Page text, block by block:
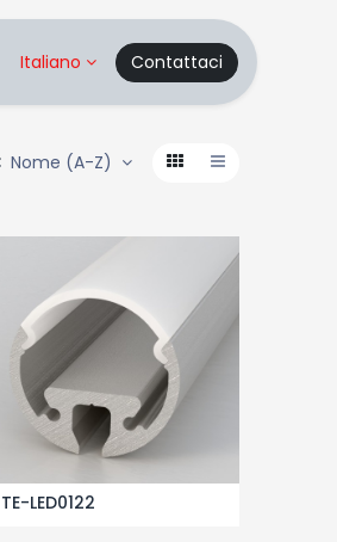
Italiano Contattaci
Nome (A-Z)
TE-LED0122